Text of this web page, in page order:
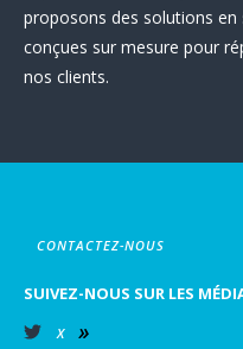
proposons des solutions en
conçues sur mesure pour
nos clients.
CONTACTEZ-NOUS
SUIVEZ-NOUS SUR LES
X